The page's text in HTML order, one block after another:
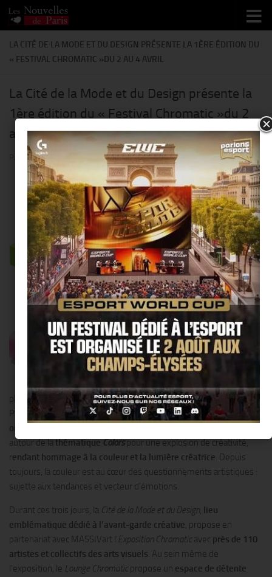
Skip to content
LA CITÉ DE LA MODE ET DU DESIGN PRÉSENTE LA 1ÈRE ÉDITION DU
« FESTIVAL CHROMATIC »DU 2 AU 4 AVRIL
La Cité de la Mode et du Design présente la
1ère édition du « Festival Chromatic »du 2
au 4 avril
THIERRY KER 2 AVRIL 2015· MIS À JOUR 3 MARS 2015
Initié par l’ agence créative
MASSIVartà Montréal en 2010,
le Festival Chromatic arrive à
Paris pour sa première édition
internationaleles 2, 3 et 4 avril
2015, à la Cité de la Mode et du
Design.
Expérience à 360°autour de la
création, leFestival Chromaticest
uneinvitation à découvrir le
potentiel des créateurs
d’aujourd’huidans une
manifestation où
photographie, illustration, musique, vidéo et Art Party.
Pour cette première édition parisienne,le festival célèbre ses
origines en rassemblant les créateurs montréalais et parisiens
autour de lathématiqueColorspour une explosion de créativité,
rendant hommage à la couleur et la lumière créatrice. Depuis
toujours, la couleur est au cœur des questionnements artistiques :
sujette aux tendances et vecteur d’émotions.
Durant ces trois jours, la Cité de la Mode et du Design, lieu
emblématique dédié à l’avant-garde créative, propose en
partenariat avec MASSIVart l’Exposition Chromaticavec près de 110
artistes et collectifs des arts visuels. Au sein même de
l’exposition, le Lounge Chromaticpropose un espace de détente